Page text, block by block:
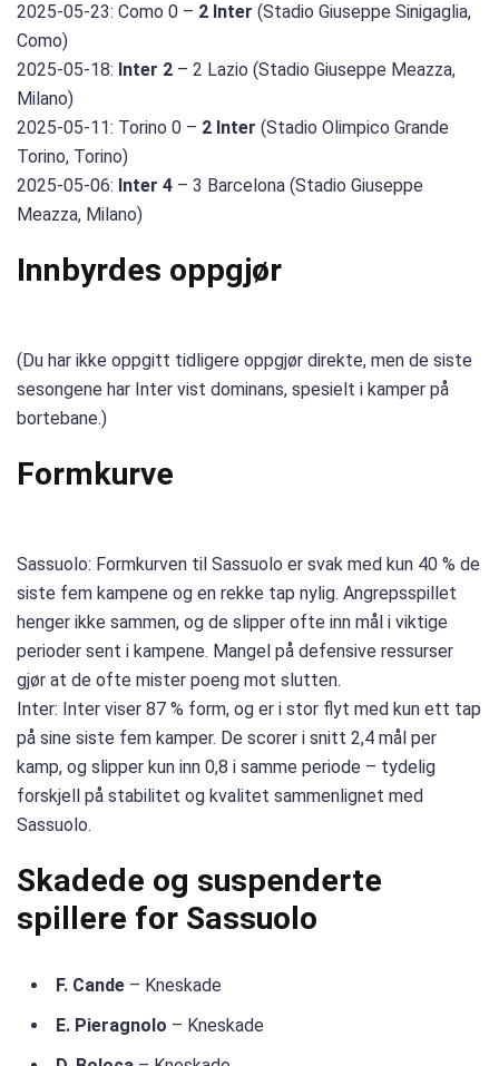
2025-05-23: Como 0 – 2 Inter (Stadio Giuseppe Sinigaglia,
Como)
2025-05-18: Inter 2 – 2 Lazio (Stadio Giuseppe Meazza,
Milano)
2025-05-11: Torino 0 – 2 Inter (Stadio Olimpico Grande
Torino, Torino)
2025-05-06: Inter 4 – 3 Barcelona (Stadio Giuseppe
Meazza, Milano)
Innbyrdes oppgjør
(Du har ikke oppgitt tidligere oppgjør direkte, men de siste
sesongene har Inter vist dominans, spesielt i kamper på
bortebane.)
Formkurve
Sassuolo: Formkurven til Sassuolo er svak med kun 40 % de
siste fem kampene og en rekke tap nylig. Angrepsspillet
henger ikke sammen, og de slipper ofte inn mål i viktige
perioder sent i kampene. Mangel på defensive ressurser
gjør at de ofte mister poeng mot slutten.
Inter: Inter viser 87 % form, og er i stor flyt med kun ett tap
på sine siste fem kamper. De scorer i snitt 2,4 mål per
kamp, og slipper kun inn 0,8 i samme periode – tydelig
forskjell på stabilitet og kvalitet sammenlignet med
Sassuolo.
Skadede og suspenderte
spillere for Sassuolo
F. Cande – Kneskade
E. Pieragnolo – Kneskade